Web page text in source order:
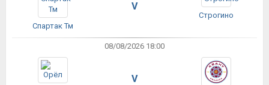
Спартак Тм
V
Строгино
08/08/2026 18:00
V